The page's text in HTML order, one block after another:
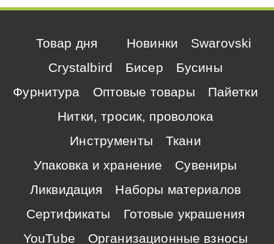
Товар дня Новинки
Swarovski
Crystalbird
Бисер
Бусины
Фурнитура
Оптовые товары
Пайетки
Нитки, тросик, проволока
Инструменты
Ткани
Упаковка и хранение
Сувениры
Ликвидация
Наборы материалов
Сертификаты
Готовые украшения
YouTube
Организационные взносы